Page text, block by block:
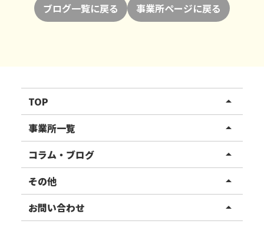
ブログ一覧に戻る 事業所ページに戻る
TOP arrow_drop_up
リハスワーク
リハスファーム
事業所一覧 arrow_drop_up
関東エリア
東北エリア
甲信越エリア
コラム・ブログ arrow_drop_up
事業所ブログ
ご利用者様の声
その他 arrow_drop_up
お知らせ
お問い合わせ arrow_drop_up